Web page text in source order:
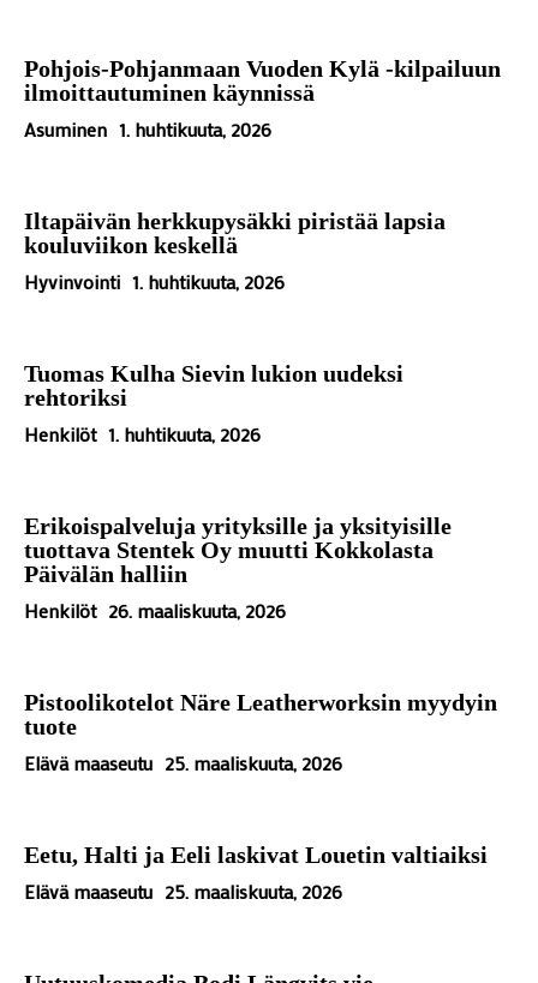
Pohjois-Pohjanmaan Vuoden Kylä -kilpailuun
ilmoittautuminen käynnissä
Asuminen 1. huhtikuuta, 2026
Iltapäivän herkkupysäkki piristää lapsia
kouluviikon keskellä
Hyvinvointi 1. huhtikuuta, 2026
Tuomas Kulha Sievin lukion uudeksi
rehtoriksi
Henkilöt 1. huhtikuuta, 2026
Erikoispalveluja yrityksille ja yksityisille
tuottava Stentek Oy muutti Kokkolasta
Päivälän halliin
Henkilöt 26. maaliskuuta, 2026
Pistoolikotelot Näre Leatherworksin myydyin
tuote
Elävä maaseutu 25. maaliskuuta, 2026
Eetu, Halti ja Eeli laskivat Louetin valtiaiksi
Elävä maaseutu 25. maaliskuuta, 2026